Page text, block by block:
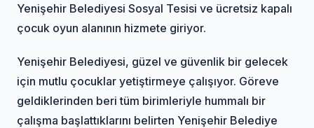
Yenişehir Belediyesi Sosyal Tesisi ve ücretsiz kapalı
çocuk oyun alanının hizmete giriyor.
Yenişehir Belediyesi, güzel ve güvenlik bir gelecek
için mutlu çocuklar yetiştirmeye çalışıyor. Göreve
geldiklerinden beri tüm birimleriyle hummalı bir
çalışma başlattıklarını belirten Yenişehir Belediye